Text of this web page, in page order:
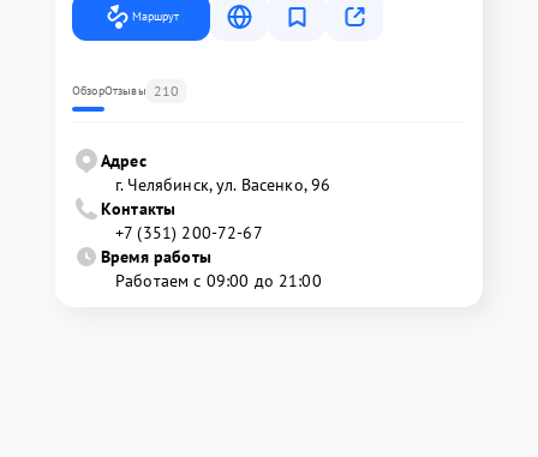
Маршрут
ОбзорОтзывы 210
Адрес
г. Челябинск, ул. Васенко, 96
Контакты
+7 (351) 200-72-67
Время работы
Работаем с 09:00 до 21:00